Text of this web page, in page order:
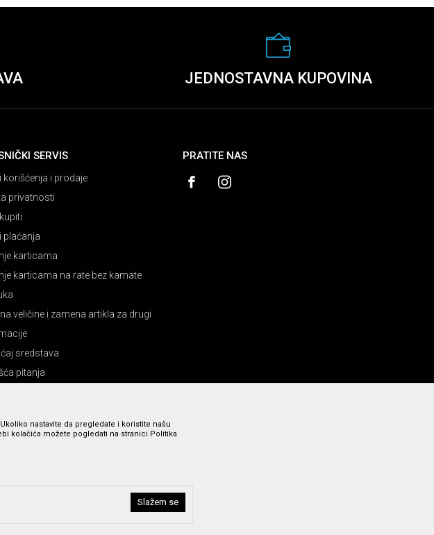
JEDNOSTAVNA KUPOVINA
SERVIS
korišćenja i prodaje
privatnosti
plaćanja
karticama
karticama na rate bez kamate
veličine i zamena artikla za drugi
sredstava
pitanja
PRATITE NAS
sve informacije kompletne i bez grešaka. Svi prikazani artikli su deo naše ponude i ne
nastavite da pregledate i koristite našu
kolačića možete pogledati na stranici Politika
Slažem se